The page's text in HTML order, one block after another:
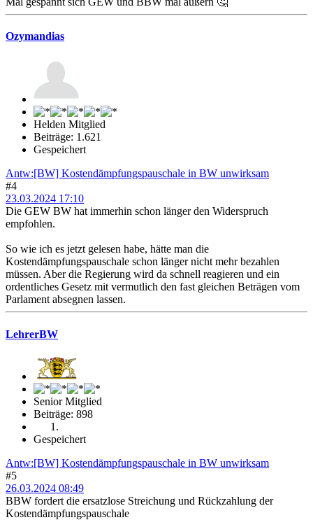
Ozymandias
Helden Mitglied
Beiträge: 1.621
Gespeichert
Antw:[BW] Kostendämpfungspauschale in BW unwirksam
#4
23.03.2024 17:10
Die GEW BW hat immerhin schon länger den Widerspruch
empfohlen.
So wie ich es jetzt gelesen habe, hätte man die
Kostendämpfungspauschale schon länger nicht mehr bezahlen
müssen. Aber die Regierung wird da schnell reagieren und ein
ordentliches Gesetz mit vermutlich den fast gleichen Beträgen vom
Parlament absegnen lassen.
LehrerBW
Senior Mitglied
Beiträge: 898
Gespeichert
Antw:[BW] Kostendämpfungspauschale in BW unwirksam
#5
26.03.2024 08:49
BBW fordert die ersatzlose Streichung und Rückzahlung der
Kostendämpfungspauschale